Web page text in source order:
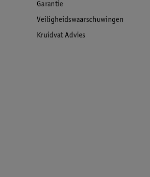
Garantie
Veiligheidswaarschuwingen
Kruidvat Advies